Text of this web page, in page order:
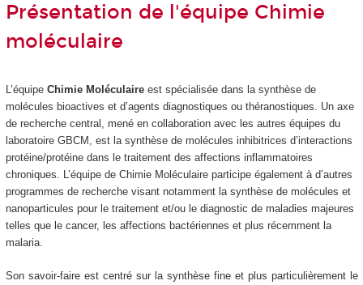
Présentation de l'équipe Chimie
moléculaire
L’équipe Chimie Moléculaireest spécialisée dans la synthèse de
molécules bioactives et d’agents diagnostiques ou théranostiques. Un axe
de recherche central, mené en collaboration avec les autres équipes du
laboratoire GBCM, est la synthèse de molécules inhibitrices d’interactions
protéine/protéine dans le traitement des affections inflammatoires
chroniques. L’équipe de Chimie Moléculaire participe également à d’autres
programmes de recherche visant notamment la synthèse de molécules et
nanoparticules pour le traitement et/ou le diagnostic de maladies majeures
telles que le cancer, les affections bactériennes et plus récemment la
malaria.
Son savoir-faire est centré sur la synthèse fine et plus particulièrement le